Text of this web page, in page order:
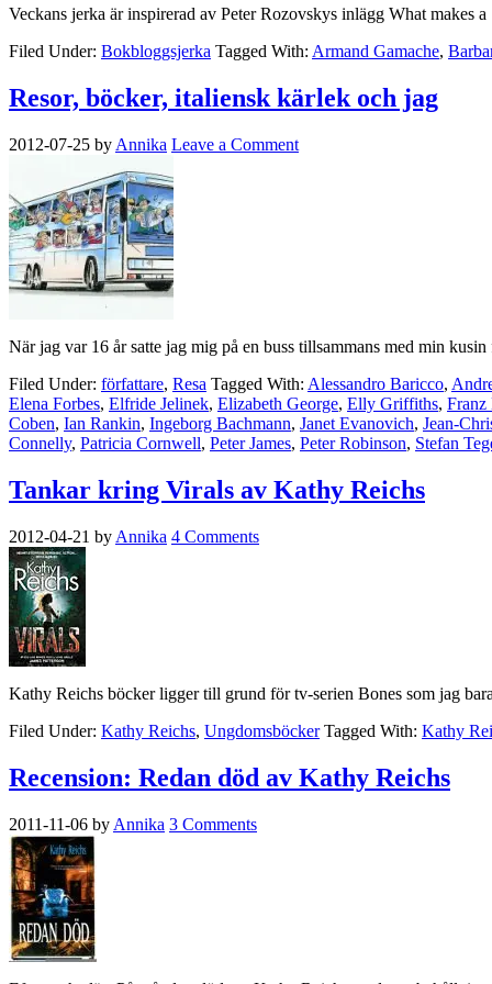
Veckans jerka är inspirerad av Peter Rozovskys inlägg What
Filed Under: Bokbloggsjerka Tagged With: Armand Gamache,
Resor, böcker, italiensk kärlek och jag
2012-07-25 by Annika Leave a Comment
När jag var 16 år satte jag mig på en buss tillsammans med min
Filed Under: författare, Resa Tagged With: Alessandro Baricco,
Elena Forbes, Elfride Jelinek, Elizabeth George, Elly Griffiths, Franz
Coben, Ian Rankin, Ingeborg Bachmann, Janet Evanovich, Jean-
Connelly, Patricia Cornwell, Peter James, Peter Robinson, Stefan
Tankar kring Virals av Kathy Reichs
2012-04-21 by Annika 4 Comments
Kathy Reichs böcker ligger till grund för tv-serien Bones som jag
Filed Under: Kathy Reichs, Ungdomsböcker Tagged With: Kathy
Recension: Redan död av Kathy Reichs
2011-11-06 by Annika 3 Comments